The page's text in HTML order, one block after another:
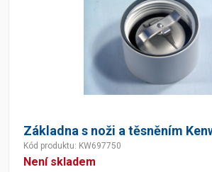
Základna s noži a těsněním
Kód produktu: KW697750
Není skladem